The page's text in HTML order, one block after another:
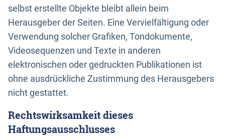
selbst erstellte Objekte bleibt allein beim
Herausgeber der Seiten. Eine Vervielfältigung oder
Verwendung solcher Grafiken, Tondokumente,
Videosequenzen und Texte in anderen
elektronischen oder gedruckten Publikationen ist
ohne ausdrückliche Zustimmung des Herausgebers
nicht gestattet.
Rechtswirksamkeit dieses
Haftungsausschlusses